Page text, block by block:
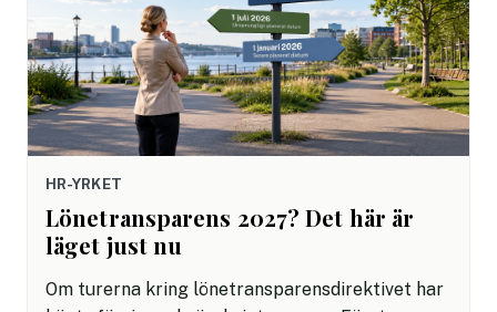
HR-YRKET
Lönetransparens 2027? Det här är
läget just nu
Om turerna kring lönetransparensdirektivet har